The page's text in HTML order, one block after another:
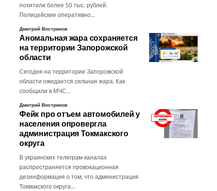
похитили более 50 тыс. рублей.
Полицейские оперативно…
Дмитрий Востриков
Аномальная жара сохраняется
на территории Запорожской
области
Сегодня на территории Запорожской
области ожидается сильная жара. Как
сообщили в МЧС…
Дмитрий Востриков
Фейк про отъем автомобилей у
населения опровергла
администрация Токмакского
округа
В украинских телеграм-каналах
распространяется провокационная
дезинформация о том, что администрация
Токмакского округа…